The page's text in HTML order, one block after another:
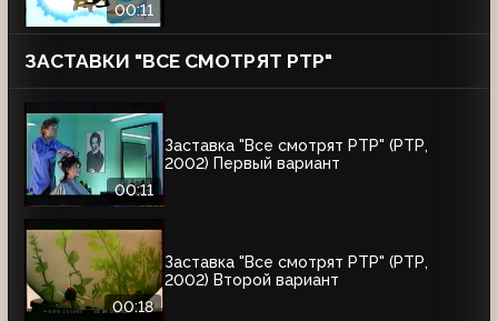
00:11
ЗАСТАВКИ "ВСЕ СМОТРЯТ РТР"
00:11
Заставка "Все смотрят РТР" (РТР,
2002) Первый вариант
00:18
Заставка "Все смотрят РТР" (РТР,
2002) Второй вариант